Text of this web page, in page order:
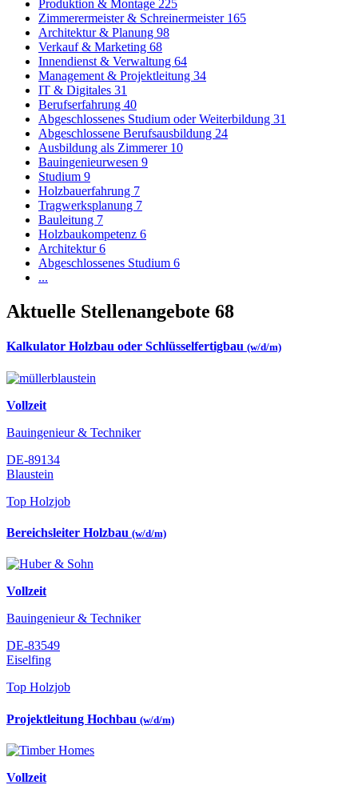
Produktion & Montage 225
Zimmerermeister & Schreinermeister 165
Architektur & Planung 98
Verkauf & Marketing 68
Innendienst & Verwaltung 64
Management & Projektleitung 34
IT & Digitales 31
Berufserfahrung 40
Abgeschlossenes Studium oder Weiterbildung 31
Abgeschlossene Berufsausbildung 24
Ausbildung als Zimmerer 10
Bauingenieurwesen 9
Studium 9
Holzbauerfahrung 7
Tragwerksplanung 7
Bauleitung 7
Holzbaukompetenz 6
Architektur6
Abgeschlossenes Studium 6
...
Aktuelle Stellenangebote 68
Kalkulator Holzbau oder Schlüsselfertigbau (w/d/m)
Vollzeit
Bauingenieur & Techniker
DE-89134
Blaustein
Top Holzjob
Bereichsleiter Holzbau (w/d/m)
Vollzeit
Bauingenieur & Techniker
DE-83549
Eiselfing
Top Holzjob
Projektleitung Hochbau (w/d/m)
Vollzeit